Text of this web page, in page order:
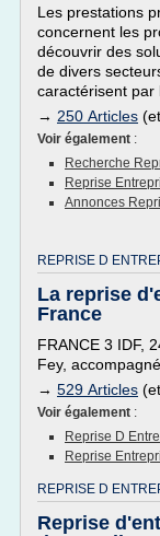
Les prestations
concernent les
découvrir des
de divers
caractérisent par
→ 250 Articles (et
Voir également :
Recherche
Reprise
Annonces
REPRISE D
La reprise
France
FRANCE 3 IDF,
Fey,
→ 529 Articles (et
Voir également :
Reprise D
Reprise
REPRISE D
Reprise